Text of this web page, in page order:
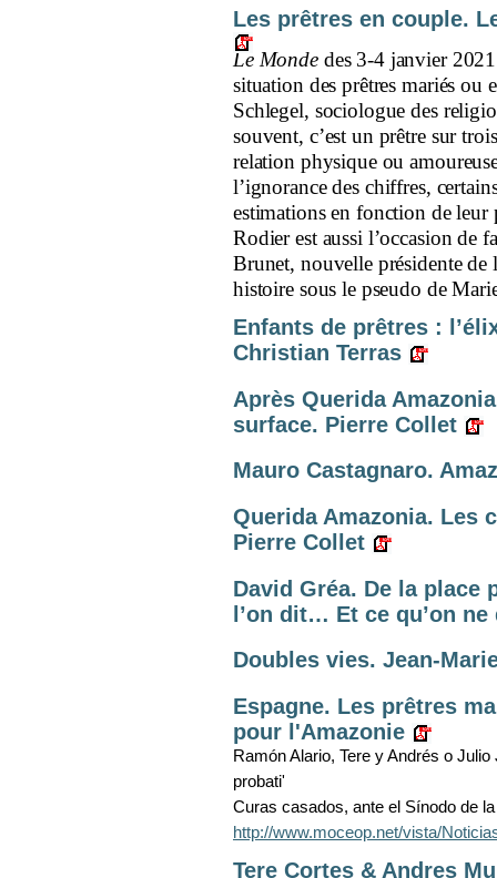
Les prêtres en couple.
Le Monde des 3-4 janvier 2021
situation des prêtres mariés ou
Schlegel, sociologue des
souvent, c’est un prêtre sur
relation physique ou
l’ignorance des chiffres,
estimations en fonction de
Rodier est aussi l’occasion de
Brunet, nouvelle présidente de
histoire sous le pseudo de
Enfants de prêtres :
Christian Terras
Après Querida
surface. Pierre Collet
Mauro Castagnaro.
Querida Amazonia. Les
Pierre Collet
David Gréa. De la place
l’on dit… Et ce qu’on
Doubles vies. Jean-
Espagne. Les prêtres
pour l'Amazonie
Ramón Alario, Tere y Andrés o
probati'
Curas casados, ante el Sínodo de
http://www.moceop.net/vista/
Tere Cortes & Andres